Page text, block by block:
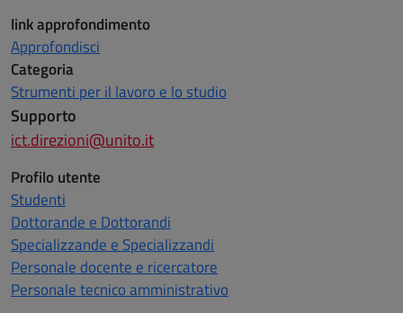
link approfondimento
Approfondisci
Categoria
Strumenti per il lavoro e lo studio
Supporto
ict.direzioni@unito.it
Profilo utente
Studenti
Dottorande e Dottorandi
Specializzande e Specializzandi
Personale docente e ricercatore
Personale tecnico amministrativo